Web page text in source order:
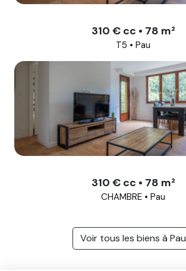
310 € cc • 78 m²
T5 • Pau
310 € cc • 78 m²
CHAMBRE • Pau
Voir tous les biens à Pau